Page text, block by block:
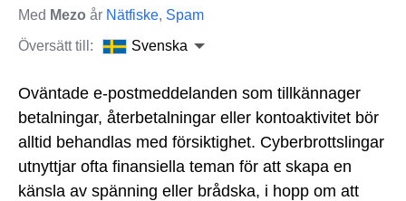
Med Mezo år Nätfiske, Spam
Översätt till:
Svenska
Oväntade e-postmeddelanden som tillkännager
betalningar, återbetalningar eller kontoaktivitet bör
alltid behandlas med försiktighet. Cyberbrottslingar
utnyttjar ofta finansiella teman för att skapa en
känsla av spänning eller brådska, i hopp om att